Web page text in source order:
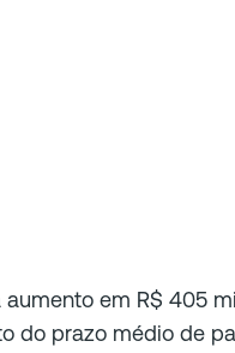
aumento em R$ 405
do prazo médio de